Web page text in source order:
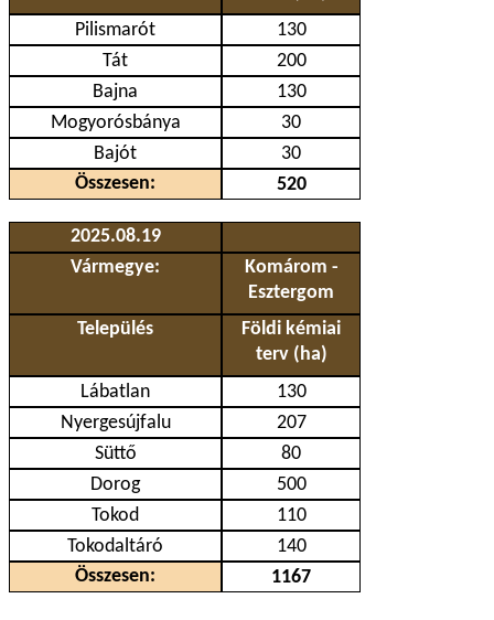
Pilismarót
130
Tát
200
Bajna
130
Mogyorósbánya
30
Bajót
30
Összesen:
520
2025.08.19
Vármegye:
Komárom -
Esztergom
Település
Földi kémiai
terv (ha)
Lábatlan
130
Nyergesújfalu
207
Süttő
80
Dorog
500
Tokod
110
Tokodaltáró
140
Összesen:
1167